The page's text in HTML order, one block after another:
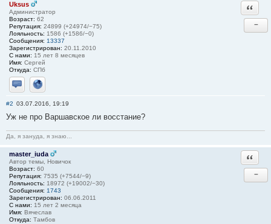
Uksus
Администратор
Возраст: 62
Репутация: 24899 (+24974/−75)
Лояльность: 1586 (+1586/−0)
Сообщения: 13337
Зарегистрирован: 20.11.2010
С нами: 15 лет 8 месяцев
Имя: Сергей
Откуда: СПб
Отправить личное сообщение
Сайт
−
#2 03.07.2016, 19:19
Уж не про Варшавское ли восстание?
Да, я зануда, я знаю...
master_iuda
Автор темы, Новичок
Возраст: 60
Репутация: 7535 (+7544/−9)
Лояльность: 18972 (+19002/−30)
Сообщения: 1743
Зарегистрирован: 06.06.2011
С нами: 15 лет 2 месяца
Имя: Вячеслав
Откуда: Тамбов
−